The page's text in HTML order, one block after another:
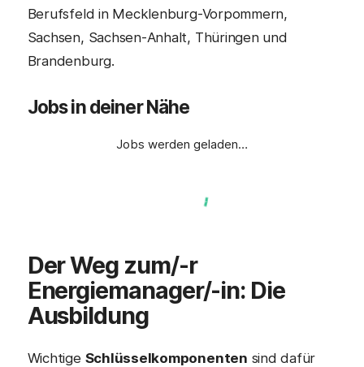
Berufsfeld in Mecklenburg-Vorpommern,
Sachsen, Sachsen-Anhalt, Thüringen und
Brandenburg.
Jobs in deiner Nähe
Jobs werden geladen…
Der Weg zum/-r
Energiemanager/-in: Die
Ausbildung
Wichtige Schlüsselkomponenten sind dafür